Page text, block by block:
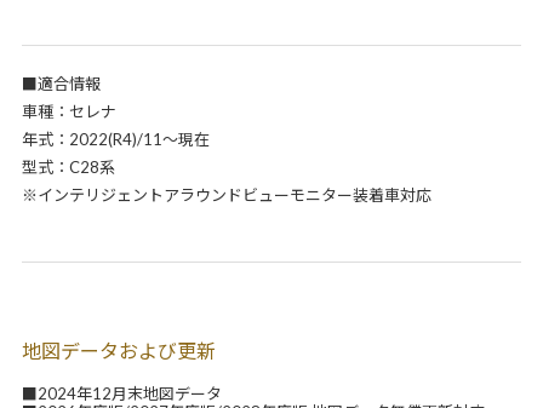
■適合情報
車種：セレナ
年式：2022(R4)/11～現在
型式：C28系
※インテリジェントアラウンドビューモニター装着車対応
地図データおよび更新
■2024年12月末地図データ